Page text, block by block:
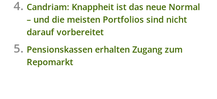
Candriam: Knappheit ist das neue Normal
– und die meisten Portfolios sind nicht
darauf vorbereitet
Pensionskassen erhalten Zugang zum
Repomarkt